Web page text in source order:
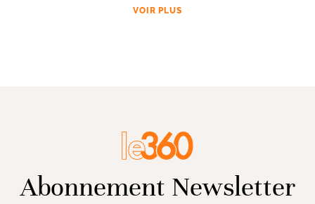
VOIR PLUS
Abonnement Newsletter